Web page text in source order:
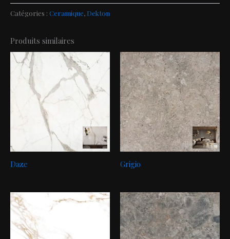
Catégories : Ceramique, Dekton
Produits similaires
Daze Grigio